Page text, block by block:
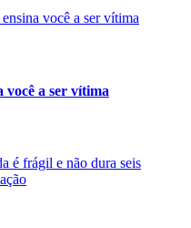
você a ser vítima